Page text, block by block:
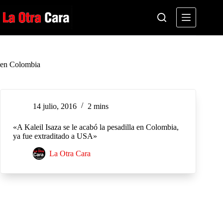
al
contenido
en Colombia
14 julio, 2016 2 mins
«A Kaleil Isaza se le acabó la pesadilla en Colombia,
ya fue extraditado a USA»
La Otra Cara